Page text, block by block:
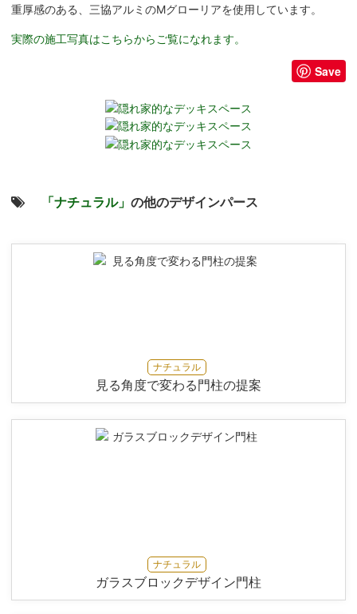
重厚感のある、三協アルミのMグローリアを使用しています。
実際の施工写真はこちらからご覧になれます。
Save
「ナチュラル」 の他のデザインパース
ナチュラル
見る角度で変わる門柱の提案
ナチュラル
ガラスブロックデザイン門柱